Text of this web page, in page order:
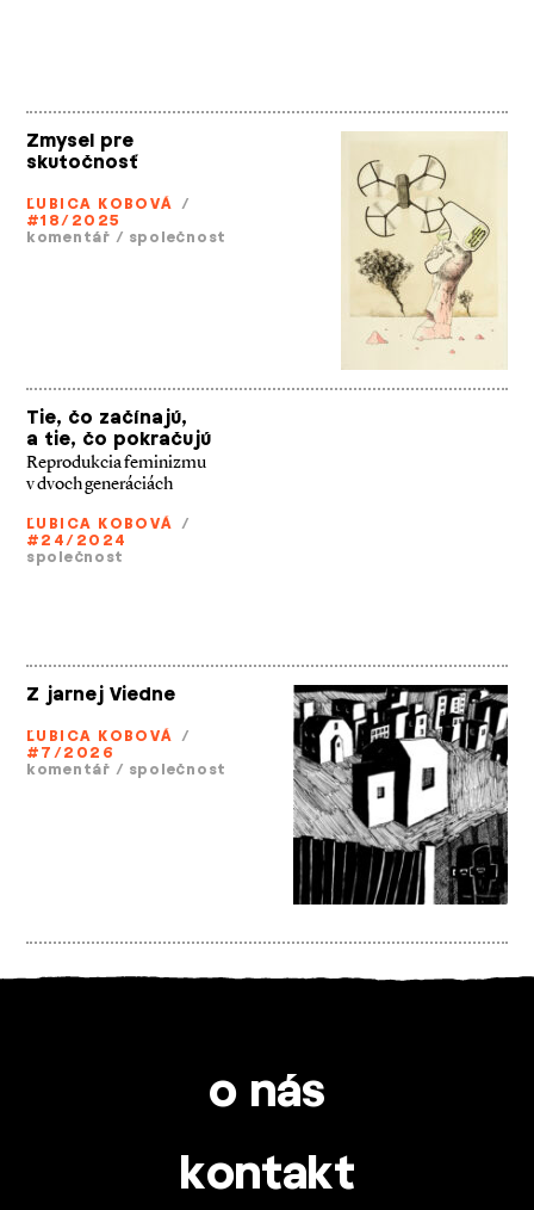
Zmysel pre
skutočnosť
ĽUBICA KOBOVÁ /
#18/2025
komentář / společnost
Tie, čo začínajú,
a tie, čo pokračujú
Reprodukcia feminizmu
v dvoch generáciách
ĽUBICA KOBOVÁ /
#24/2024
společnost
Z jarnej Viedne
ĽUBICA KOBOVÁ /
#7/2026
komentář / společnost
o nás
kontakt